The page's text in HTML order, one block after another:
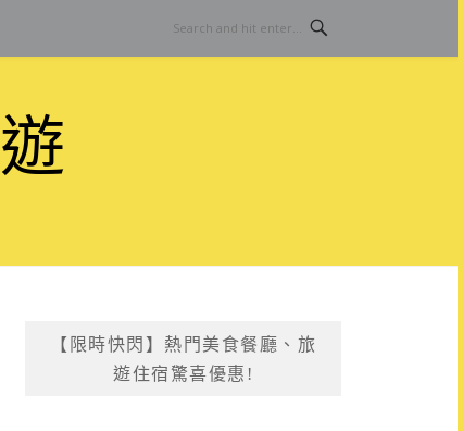
【限時快閃】熱門美食餐廳、旅
遊住宿驚喜優惠!